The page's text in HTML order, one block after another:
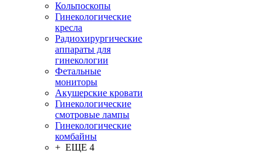
Кольпоскопы
Гинекологические
кресла
Радиохирургические
аппараты для
гинекологии
Фетальные
мониторы
Акушерские кровати
Гинекологические
смотровые лампы
Гинекологические
комбайны
+ ЕЩЕ 4